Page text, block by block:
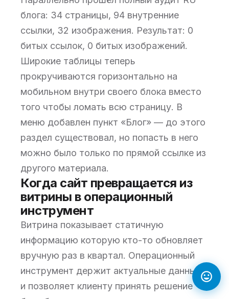
блога: 34 страницы, 94 внутренние
ссылки, 32 изображения. Результат: 0
битых ссылок, 0 битых изображений.
Широкие таблицы теперь
прокручиваются горизонтально на
мобильном внутри своего блока вместо
того чтобы ломать всю страницу. В
меню добавлен пункт «Блог» — до этого
раздел существовал, но попасть в него
можно было только по прямой ссылке из
другого материала.
Когда сайт превращается из
витрины в операционный
инструмент
Витрина показывает статичную
информацию которую кто-то обновляет
вручную раз в квартал. Операционный
инструмент держит актуальные данные
и позволяет клиенту принять решение